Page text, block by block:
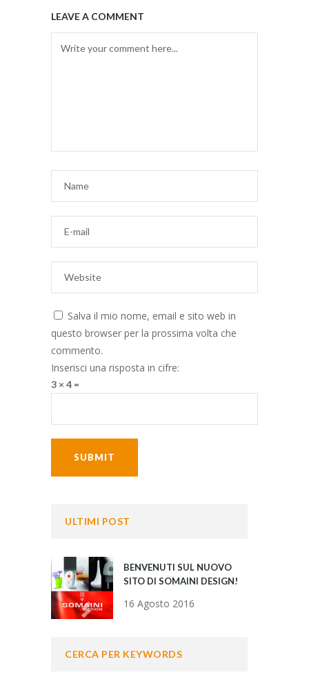
LEAVE A COMMENT
Salva il mio nome, email e sito web in
questo browser per la prossima volta che
commento.
Inserisci una risposta in cifre:
3 × 4 =
ULTIMI POST
BENVENUTI SUL NUOVO
SITO DI SOMAINI DESIGN!
16 Agosto 2016
CERCA PER KEYWORDS